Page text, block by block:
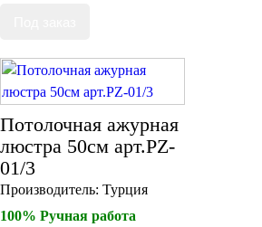
Потолочная ажурная
люстра 50см арт.PZ-
01/3
Производитель: Турция
100% Ручная работа